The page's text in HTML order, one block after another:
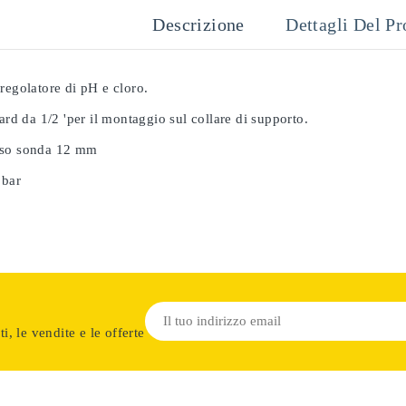
Descrizione Dettagli Del
di pH e cloro.
da 1/2 'per il montaggio sul collare di supporto.
sonda 12 mm
le vendite e le offerte